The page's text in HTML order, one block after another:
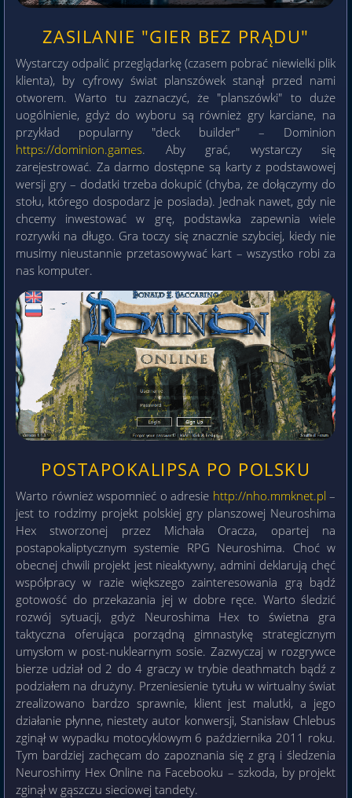
ZASILANIE "GIER BEZ PRĄDU"
Wystarczy odpalić przeglądarkę (czasem pobrać niewielki plik
klienta), by cyfrowy świat planszówek stanął przed nami
otworem. Warto tu zaznaczyć, że "planszówki" to duże
uogólnienie, gdyż do wyboru są również gry karciane, na
przykład popularny "deck builder" – Dominion
https://dominion.games. Aby grać, wystarczy się
zarejestrować. Za darmo dostępne są karty z podstawowej
wersji gry – dodatki trzeba dokupić (chyba, że dołączymy do
stołu, którego dospodarz je posiada). Jednak nawet, gdy nie
chcemy inwestować w grę, podstawka zapewnia wiele
rozrywki na długo. Gra toczy się znacznie szybciej, kiedy nie
musimy nieustannie przetasowywać kart – wszystko robi za
nas komputer.
POSTAPOKALIPSA PO POLSKU
Warto również wspomnieć o adresie http://nho.mmknet.pl –
jest to rodzimy projekt polskiej gry planszowej Neuroshima
Hex stworzonej przez Michała Oracza, opartej na
postapokaliptycznym systemie RPG Neuroshima. Choć w
obecnej chwili projekt jest nieaktywny, admini deklarują chęć
współpracy w razie większego zainteresowania grą bądź
gotowość do przekazania jej w dobre ręce. Warto śledzić
rozwój sytuacji, gdyż Neuroshima Hex to świetna gra
taktyczna oferująca porządną gimnastykę strategicznym
umysłom w post-nuklearnym sosie. Zazwyczaj w rozgrywce
bierze udział od 2 do 4 graczy w trybie deathmatch bądź z
podziałem na drużyny. Przeniesienie tytułu w wirtualny świat
zrealizowano bardzo sprawnie, klient jest malutki, a jego
działanie płynne, niestety autor konwersji, Stanisław Chlebus
zginął w wypadku motocyklowym 6 października 2011 roku.
Tym bardziej zachęcam do zapoznania się z grą i śledzenia
Neuroshimy Hex Online na Facebooku – szkoda, by projekt
zginął w gąszczu sieciowej tandety.